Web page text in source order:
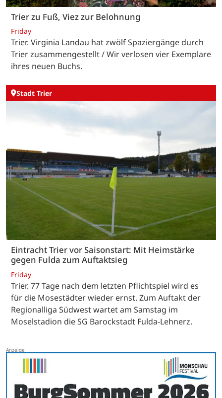
Trier zu Fuß, Viez zur Belohnung
Friday
Trier. Virginia Landau hat zwölf Spaziergänge durch
Trier zusammengestellt / Wir verlosen vier Exemplare
ihres neuen Buchs.
Stadt Trier
Eintracht Trier vor Saisonstart: Mit Heimstärke
gegen Fulda zum Auftaktsieg
Friday
Trier. 77 Tage nach dem letzten Pflichtspiel wird es
für die Mosestädter wieder ernst. Zum Auftakt der
Regionalliga Südwest wartet am Samstag im
Moselstadion die SG Barockstadt Fulda-Lehnerz.